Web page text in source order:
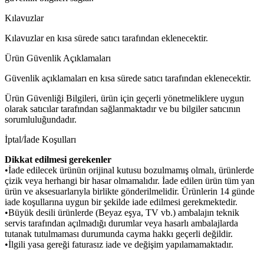
Kılavuzlar
Kılavuzlar en kısa sürede satıcı tarafından eklenecektir.
Ürün Güvenlik Açıklamaları
Güvenlik açıklamaları en kısa sürede satıcı tarafından eklenecektir.
Ürün Güvenliği Bilgileri, ürün için geçerli yönetmeliklere uygun
olarak satıcılar tarafından sağlanmaktadır ve bu bilgiler satıcının
sorumluluğundadır.
İptal/İade Koşulları
Dikkat edilmesi gerekenler
•İade edilecek ürünün orijinal kutusu bozulmamış olmalı, ürünlerde
çizik veya herhangi bir hasar olmamalıdır. İade edilen ürün tüm yan
ürün ve aksesuarlarıyla birlikte gönderilmelidir. Ürünlerin 14 günde
iade koşullarına uygun bir şekilde iade edilmesi gerekmektedir.
•Büyük desili ürünlerde (Beyaz eşya, TV vb.) ambalajın teknik
servis tarafından açılmadığı durumlar veya hasarlı ambalajlarda
tutanak tutulmaması durumunda cayma hakkı geçerli değildir.
•İlgili yasa gereği faturasız iade ve değişim yapılamamaktadır.